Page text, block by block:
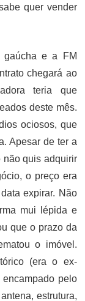
quer vender
gaúcha e a FM
chegará ao
teria que
deste mês.
ociosos, que
Apesar de ter a
não quis adquirir
o preço era
expirar. Não
mui lépida e
que o prazo da
o imóvel.
(era o ex-
pelo
estrutura,